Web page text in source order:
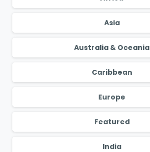
Asia
Australia & Oceania
Caribbean
Europe
Featured
India